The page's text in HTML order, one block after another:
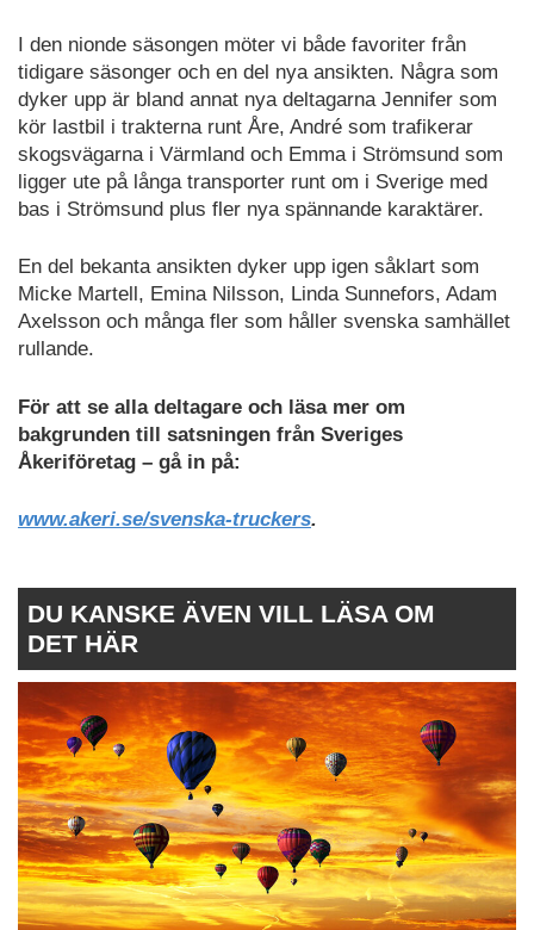
I den nionde säsongen möter vi både favoriter från
tidigare säsonger och en del nya ansikten. Några som
dyker upp är bland annat nya deltagarna Jennifer som
kör lastbil i trakterna runt Åre, André som trafikerar
skogsvägarna i Värmland och Emma i Strömsund som
ligger ute på långa transporter runt om i Sverige med
bas i Strömsund plus fler nya spännande karaktärer.
En del bekanta ansikten dyker upp igen såklart som
Micke Martell, Emina Nilsson, Linda Sunnefors, Adam
Axelsson och många fler som håller svenska samhället
rullande.
För att se alla deltagare och läsa mer om
bakgrunden till satsningen från Sveriges
Åkeriföretag – gå in på:
www.akeri.se/svenska-truckers.
DU KANSKE ÄVEN VILL LÄSA OM
DET HÄR